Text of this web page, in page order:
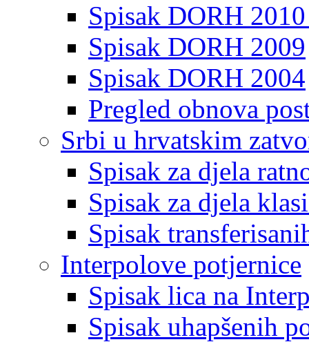
Spisak DORH
Spisak DORH 2009
Spisak DORH 2004
Pregled obnova
Srbi u hrvatskim
Spisak za djela
Spisak za djela
Spisak
Interpolove potjernice
Spisak lica na
Spisak uhapšenih